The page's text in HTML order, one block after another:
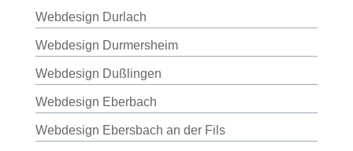
Webdesign Durlach
Webdesign Durmersheim
Webdesign Dußlingen
Webdesign Eberbach
Webdesign Ebersbach an der Fils